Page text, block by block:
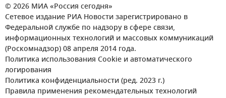
© 2026 МИА «Россия сегодня»
Сетевое издание РИА Новости зарегистрировано в
Федеральной службе по надзору в сфере связи,
информационных технологий и массовых коммуникаций
(Роскомнадзор) 08 апреля 2014 года.
Политика использования Cookie и автоматического
логирования
Политика конфиденциальности (ред. 2023 г.)
Правила применения рекомендательных технологий